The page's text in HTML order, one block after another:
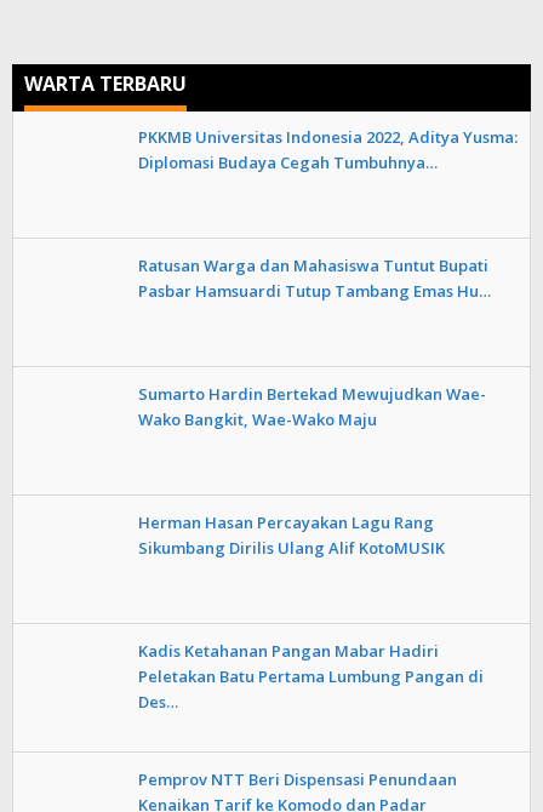
WARTA TERBARU
PKKMB Universitas Indonesia 2022, Aditya Yusma:
Diplomasi Budaya Cegah Tumbuhnya…
Ratusan Warga dan Mahasiswa Tuntut Bupati
Pasbar Hamsuardi Tutup Tambang Emas Hu…
Sumarto Hardin Bertekad Mewujudkan Wae-
Wako Bangkit, Wae-Wako Maju
Herman Hasan Percayakan Lagu Rang
Sikumbang Dirilis Ulang Alif KotoMUSIK
Kadis Ketahanan Pangan Mabar Hadiri
Peletakan Batu Pertama Lumbung Pangan di
Des…
Pemprov NTT Beri Dispensasi Penundaan
Kenaikan Tarif ke Komodo dan Padar